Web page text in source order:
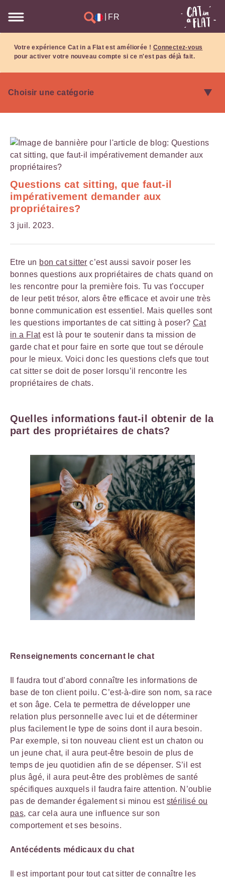
FR
Votre expérience Cat in a Flat est améliorée ! Connectez-vous
pour activer votre nouveau compte si ce n'est pas déjà fait.
Questions cat sitting, que faut-il
impérativement demander aux
propriétaires?
3 juil. 2023.
Etre un bon cat sitter c’est aussi savoir poser les
bonnes questions aux propriétaires de chats quand on
les rencontre pour la première fois. Tu vas t’occuper
de leur petit trésor, alors être efficace et avoir une très
bonne communication est essentiel. Mais quelles sont
les questions importantes de cat sitting à poser? Cat
in a Flatest là pour te soutenir dans ta mission de
garde chat et pour faire en sorte que tout se déroule
pour le mieux. Voici donc les questions clefs que tout
cat sitter se doit de poser lorsqu’il rencontre les
propriétaires de chats.
Quelles informations faut-il obtenir de la
part des propriétaires de chats?
Renseignements concernant le chat
Il faudra tout d’abord connaître les informations de
base de ton client poilu. C’est-à-dire son nom, sa race
et son âge. Cela te permettra de développer une
relation plus personnelle avec lui et de déterminer
plus facilement le type de soins dont il aura besoin.
Par exemple, si ton nouveau client est un chaton ou
un jeune chat, il aura peut-être besoin de plus de
temps de jeu quotidien afin de se dépenser. S’il est
plus âgé, il aura peut-être des problèmes de santé
spécifiques auxquels il faudra faire attention. N’oublie
pas de demander également si minou est stérilisé ou
pas, car cela aura une influence sur son
comportement et ses besoins.
Antécédents médicaux du chat
Il est important pour tout cat sitter de connaître les